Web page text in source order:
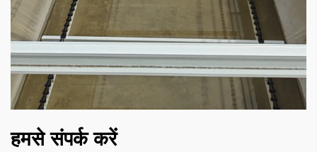
हमसे संपर्क करें